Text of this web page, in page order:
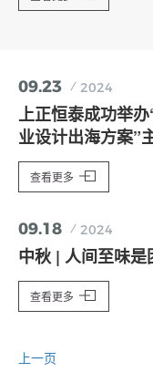
09.23 2024
上正恒泰成功举
业设计出海方案”
查看更多
09.18 2024
中秋 | 人间至味是
查看更多
上一页